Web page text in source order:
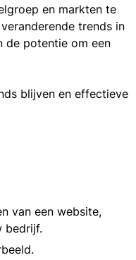
en markten te
trends in
de potentie om een
blijven en effectieve
van een website,
bedrijf.